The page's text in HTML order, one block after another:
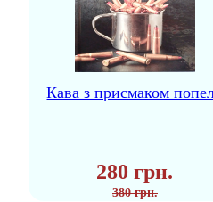
Кава з присмаком
280 грн.
380 грн.